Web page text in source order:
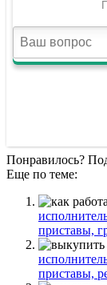
Понравилось?
Еще по теме:
приставы,
приставы,